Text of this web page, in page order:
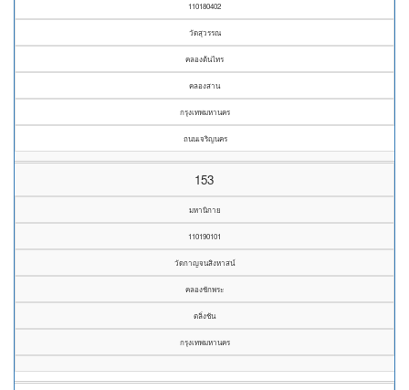
110180402
วัดสุวรรณ
คลองต้นไทร
คลองสาน
กรุงเทพมหานคร
ถนนเจริญนคร
153
มหานิกาย
110190101
วัดกาญจนสิงหาสน์
คลองชักพระ
ตลิ่งชัน
กรุงเทพมหานคร